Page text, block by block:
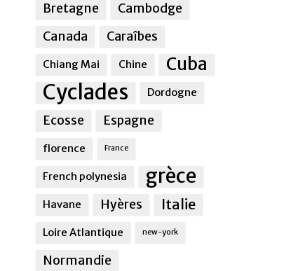
Bretagne
Cambodge
Canada
Caraîbes
Chiang Mai Chine Cuba
Cyclades Dordogne
Ecosse Espagne
florence France
French polynesia grèce
Havane Hyères Italie
Loire Atlantique new-york
Normandie